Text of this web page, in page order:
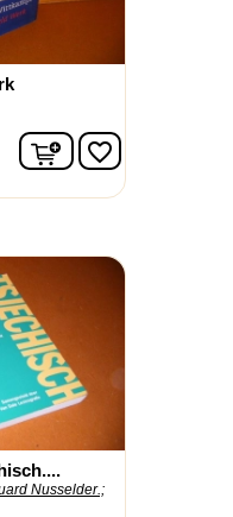
In winkelwagen
favorite_border
Nusselder.;